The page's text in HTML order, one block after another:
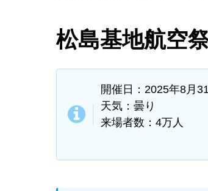
松島基地航空
開催日：2025年8月
天気：曇り
来場者数：4万人